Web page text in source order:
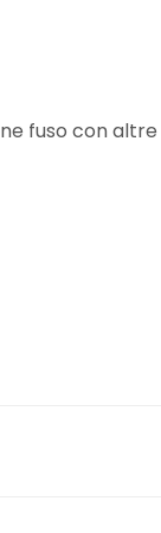
fuso con